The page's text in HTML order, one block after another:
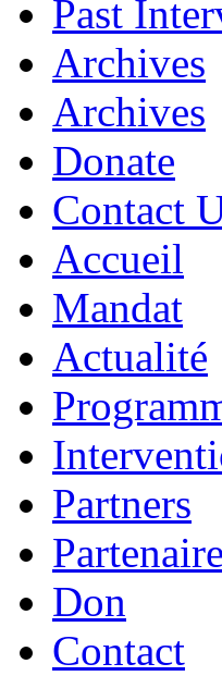
Past
Archives
Archives
Donate
Contact
Accueil
Mandat
Actualité
Partners
Don
Contact